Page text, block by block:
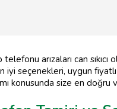
arızaları can
en iyi seçenekleri, uygun
konusunda size en